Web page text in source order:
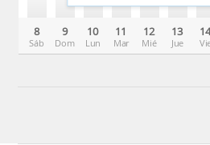
8
Sáb
9
Dom
10
Lun
11
Mar
12
Mié
13
Jue